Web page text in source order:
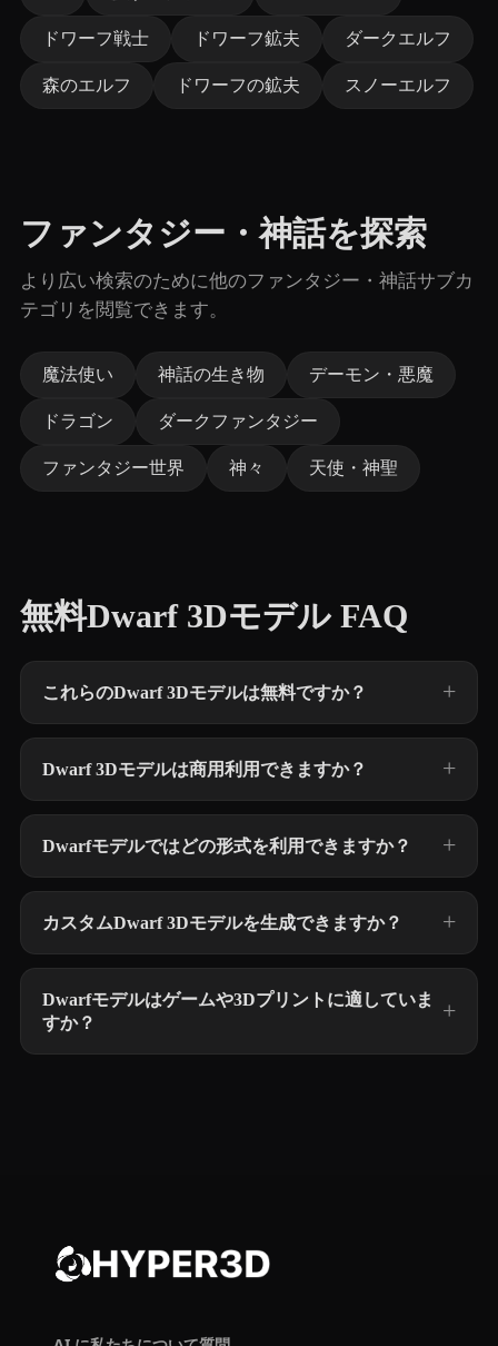
ドワーフ戦士 ドワーフ鉱夫 ダークエルフ
森のエルフ ドワーフの鉱夫 スノーエルフ
ファンタジー・神話を探索
より広い検索のために他のファンタジー・神話サブカ
テゴリを閲覧できます。
魔法使い 神話の生き物 デーモン・悪魔
ドラゴン ダークファンタジー
ファンタジー世界 神々 天使・神聖
無料Dwarf 3Dモデル FAQ
これらのDwarf 3Dモデルは無料ですか？
Dwarf 3Dモデルは商用利用できますか？
Dwarfモデルではどの形式を利用できますか？
カスタムDwarf 3Dモデルを生成できますか？
Dwarfモデルはゲームや3Dプリントに適していま
すか？